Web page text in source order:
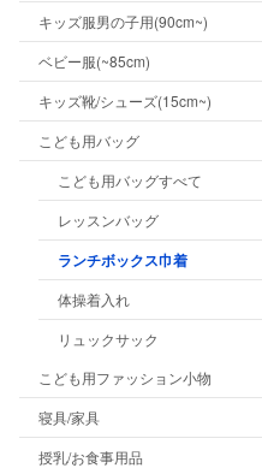
キッズ服男の子用(90cm~)
ベビー服(~85cm)
キッズ靴/シューズ(15cm~)
こども用バッグ
こども用バッグすべて
レッスンバッグ
ランチボックス巾着
体操着入れ
リュックサック
こども用ファッション小物
寝具/家具
授乳/お食事用品